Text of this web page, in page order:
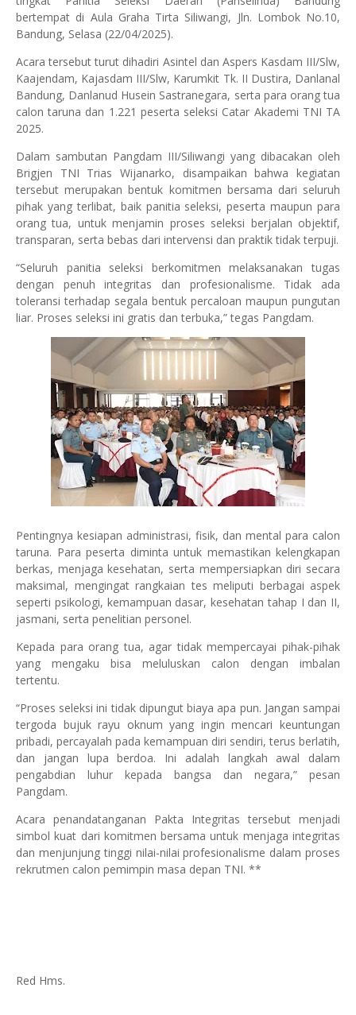
bertempat di Aula Graha Tirta Siliwangi, Jln. Lombok No.10,
Bandung, Selasa (22/04/2025).
Acara tersebut turut dihadiri Asintel dan Aspers Kasdam III/Slw,
Kaajendam, Kajasdam III/Slw, Karumkit Tk. II Dustira, Danlanal
Bandung, Danlanud Husein Sastranegara, serta para orang tua
calon taruna dan 1.221 peserta seleksi Catar Akademi TNI TA
2025.
Dalam sambutan Pangdam III/Siliwangi yang dibacakan oleh
Brigjen TNI Trias Wijanarko, disampaikan bahwa kegiatan
tersebut merupakan bentuk komitmen bersama dari seluruh
pihak yang terlibat, baik panitia seleksi, peserta maupun para
orang tua, untuk menjamin proses seleksi berjalan objektif,
transparan, serta bebas dari intervensi dan praktik tidak terpuji.
“Seluruh panitia seleksi berkomitmen melaksanakan tugas
dengan penuh integritas dan profesionalisme. Tidak ada
toleransi terhadap segala bentuk percaloan maupun pungutan
liar. Proses seleksi ini gratis dan terbuka,” tegas Pangdam.
Pentingnya kesiapan administrasi, fisik, dan mental para calon
taruna. Para peserta diminta untuk memastikan kelengkapan
berkas, menjaga kesehatan, serta mempersiapkan diri secara
maksimal, mengingat rangkaian tes meliputi berbagai aspek
seperti psikologi, kemampuan dasar, kesehatan tahap I dan II,
jasmani, serta penelitian personel.
Kepada para orang tua, agar tidak mempercayai pihak-pihak
yang mengaku bisa meluluskan calon dengan imbalan
tertentu.
“Proses seleksi ini tidak dipungut biaya apa pun. Jangan sampai
tergoda bujuk rayu oknum yang ingin mencari keuntungan
pribadi, percayalah pada kemampuan diri sendiri, terus berlatih,
dan jangan lupa berdoa. Ini adalah langkah awal dalam
pengabdian luhur kepada bangsa dan negara,” pesan
Pangdam.
Acara penandatanganan Pakta Integritas tersebut menjadi
simbol kuat dari komitmen bersama untuk menjaga integritas
dan menjunjung tinggi nilai-nilai profesionalisme dalam proses
rekrutmen calon pemimpin masa depan TNI. **
Red Hms.